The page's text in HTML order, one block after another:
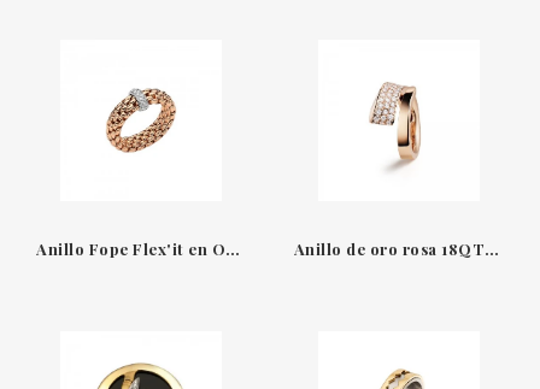
Anillo Fope Flex'it en Oro con Diamantes Anillo de oro rosa 18QT & Diamantes Like Crivelli